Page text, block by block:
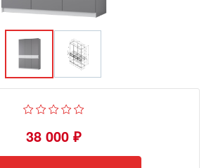
38 000 ₽